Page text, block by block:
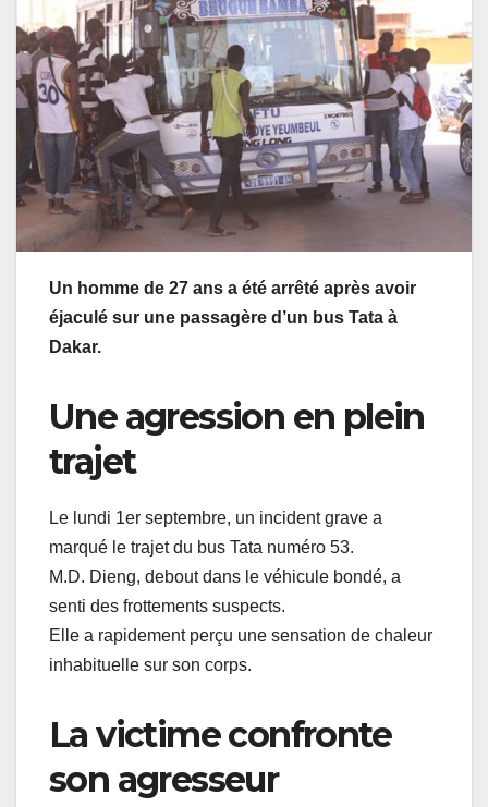
Un homme de 27 ans a été arrêté après avoir
éjaculé sur une passagère d’un bus Tata à
Dakar.
Une agression en plein
trajet
Le lundi 1er septembre, un incident grave a
marqué le trajet du bus Tata numéro 53.
M.D. Dieng, debout dans le véhicule bondé, a
senti des frottements suspects.
Elle a rapidement perçu une sensation de chaleur
inhabituelle sur son corps.
La victime confronte
son agresseur